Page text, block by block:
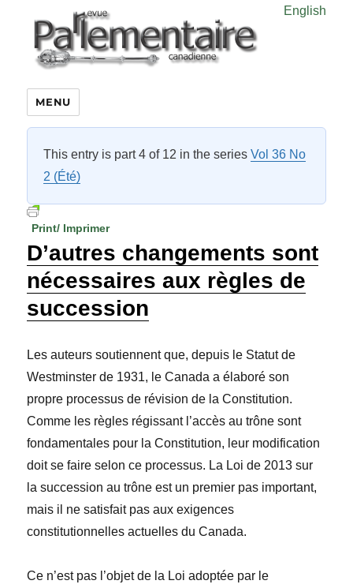
English
MENU
This entry is part 4 of 12 in the seriesVol 36 No
2 (Été)
Print/ Imprimer
D’autres changements sont
nécessaires aux règles de
succession
Les auteurs soutiennent que, depuis le Statut de
Westminster de 1931, le Canada a élaboré son
propre processus de révision de la Constitution.
Comme les règles régissant l’accès au trône sont
fondamentales pour la Constitution, leur modification
doit se faire selon ce processus. La Loi de 2013 sur
la succession au trône est un premier pas important,
mais il ne satisfait pas aux exigences
constitutionnelles actuelles du Canada.
Ce n’est pas l’objet de la Loiadoptée par le